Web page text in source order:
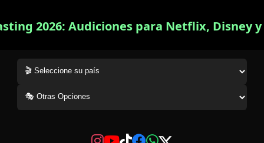
2026: Audiciones para Netflix, Disney